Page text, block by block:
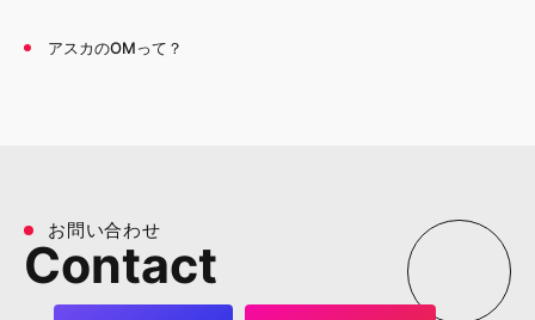
アスカのOMって？
お問い合わせ
Contact